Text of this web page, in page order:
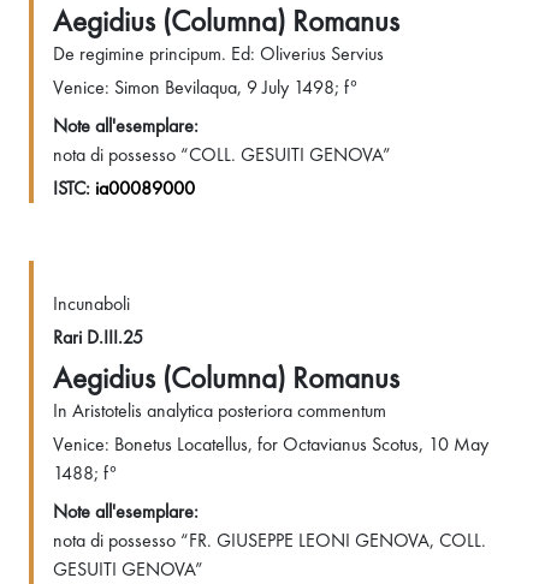
Aegidius (Columna) Romanus
De regimine principum. Ed: Oliverius Servius
Venice: Simon Bevilaqua, 9 July 1498; f°
Note all'esemplare:
nota di possesso “COLL. GESUITI GENOVA”
ISTC: ia00089000
Incunaboli
Rari D.III.25
Aegidius (Columna) Romanus
In Aristotelis analytica posteriora commentum
Venice: Bonetus Locatellus, for Octavianus Scotus, 10 May
1488; f°
Note all'esemplare:
nota di possesso “FR. GIUSEPPE LEONI GENOVA, COLL.
GESUITI GENOVA”